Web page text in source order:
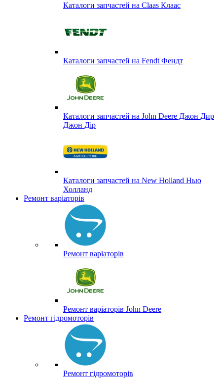
Каталоги запчастей на Claas Клаас
Каталоги запчастей на Fendt Фендт
Каталоги запчастей на John Deere Джон Дир
Джон Дір
Каталоги запчастей на New Holland Нью
Холланд
Ремонт варіаторів
Ремонт варіаторів
Ремонт варіаторів John Deere
Ремонт гідромоторів
Ремонт гідромоторів